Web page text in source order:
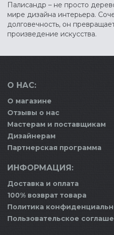
Палисандр – не просто
мире дизайна интерьера.
долговечность, он
произведение искусства.
О НАС:
О магазине
Отзывы о нас
Мастерам и поставщикам
Дизайнерам
Партнерская программа
ИНФОРМАЦИЯ:
Доставка и оплата
100% возврат товара
Политика
Пользовательское